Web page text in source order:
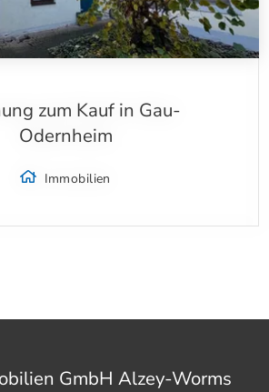
zum Kauf in Gau-
Odernheim
Immobilien
GmbH Alzey-Worms